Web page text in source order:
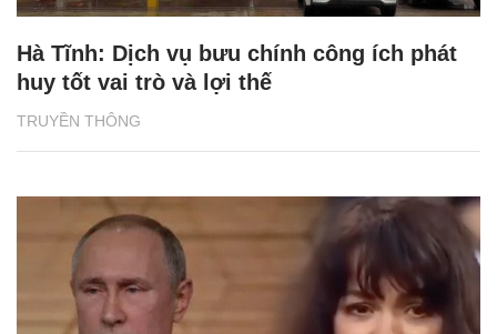
TRUYỀN THÔNG
Hà Tĩnh: Dịch vụ bưu chính công ích phát
huy tốt vai trò và lợi thế